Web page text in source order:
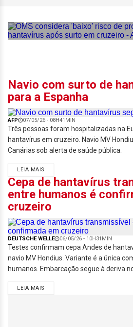
Navio com surto de
para a Espanha
AFP 07/05/26 - 08H41MIN
Três pessoas foram hospitalizadas na
hantavírus em cruzeiro. Navio MV
Canárias sob alerta de saúde pública.
LEIA MAIS
Cepa de hantavírus
entre humanos é
cruzeiro
DEUTSCHE WELLE 06/05/26 - 10H31MIN
Testes confirmam cepa Andes de
navio MV Hondius. Variante é a única
humanos. Embarcação segue à deriva
LEIA MAIS